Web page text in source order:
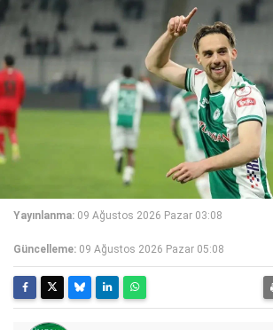
Yayınlanma: 09 Ağustos 2026 Pazar 03:08
Güncelleme: 09 Ağustos 2026 Pazar 05:08